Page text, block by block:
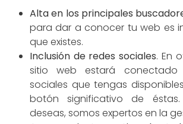
Alta en los principales
para dar a conocer tu web es
que existes.
Inclusión de redessociales. En
sitio web estará
sociales que tengas
botón significativo de
deseas, somos expertos en la